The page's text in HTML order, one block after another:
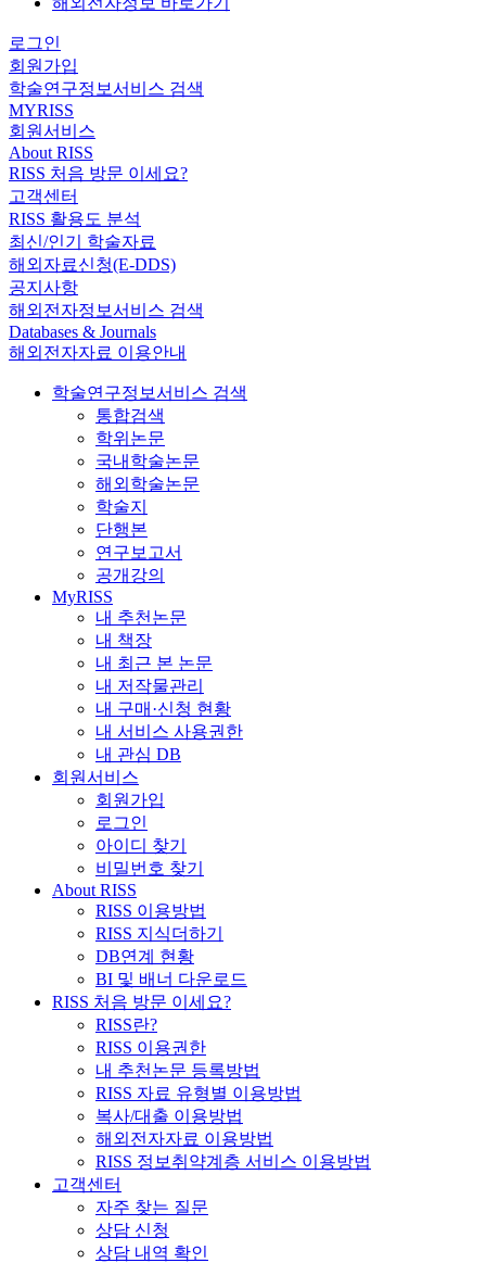
로그인
회원가입
학술연구정보서비스 검색
MYRISS
회원서비스
About RISS
RISS 처음 방문 이세요?
고객센터
RISS 활용도 분석
최신/인기 학술자료
해외자료신청(E-DDS)
공지사항
해외전자정보서비스 검색
Databases & Journals
해외전자자료 이용안내
학술연구정보서비스 검색
통합검색
학위논문
국내학술논문
해외학술논문
학술지
단행본
연구보고서
공개강의
MyRISS
내 추천논문
내 책장
내 최근 본 논문
내 저작물관리
내 구매·신청 현황
내 서비스 사용권한
내 관심 DB
회원서비스
회원가입
로그인
아이디 찾기
비밀번호 찾기
About RISS
RISS 이용방법
RISS 지식더하기
DB연계 현황
BI 및 배너 다운로드
RISS 처음 방문 이세요?
RISS란?
RISS 이용권한
내 추천논문 등록방법
RISS 자료 유형별 이용방법
복사/대출 이용방법
해외전자자료 이용방법
RISS 정보취약계층 서비스 이용방법
고객센터
자주 찾는 질문
상담 신청
상담 내역 확인